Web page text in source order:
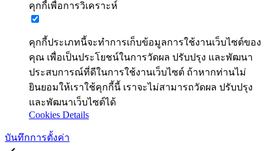
คุกกี้เพื่อการวิเคราะห์
คุกกี้ประเภทนี้จะทำการเก็บข้อมูลการใช้งานเว็บไซต์ของ
คุณ เพื่อเป็นประโยชน์ในการวัดผล ปรับปรุง และพัฒนา
ประสบการณ์ที่ดีในการใช้งานเว็บไซต์ ถ้าหากท่านไม่
ยินยอมให้เราใช้คุกกี้นี้ เราจะไม่สามารถวัดผล ปรับปรุง
และพัฒนาเว็บไซต์ได้
Cookies Details
บันทึกการตั้งค่า